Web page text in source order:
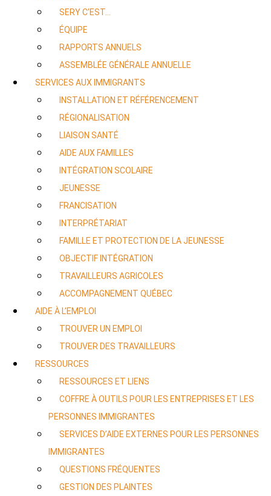
SERY C’EST…
ÉQUIPE
RAPPORTS ANNUELS
ASSEMBLÉE GÉNÉRALE ANNUELLE
SERVICES AUX IMMIGRANTS
INSTALLATION ET RÉFÉRENCEMENT
RÉGIONALISATION
LIAISON SANTÉ
AIDE AUX FAMILLES
INTÉGRATION SCOLAIRE
JEUNESSE
FRANCISATION
INTERPRÉTARIAT
FAMILLE ET PROTECTION DE LA JEUNESSE
OBJECTIF INTÉGRATION
TRAVAILLEURS AGRICOLES
ACCOMPAGNEMENT QUÉBEC
AIDE À L’EMPLOI
TROUVER UN EMPLOI
TROUVER DES TRAVAILLEURS
RESSOURCES
RESSOURCES ET LIENS
COFFRE À OUTILS POUR LES ENTREPRISES ET LES
PERSONNES IMMIGRANTES
SERVICES D’AIDE EXTERNES POUR LES PERSONNES
IMMIGRANTES
QUESTIONS FRÉQUENTES
GESTION DES PLAINTES